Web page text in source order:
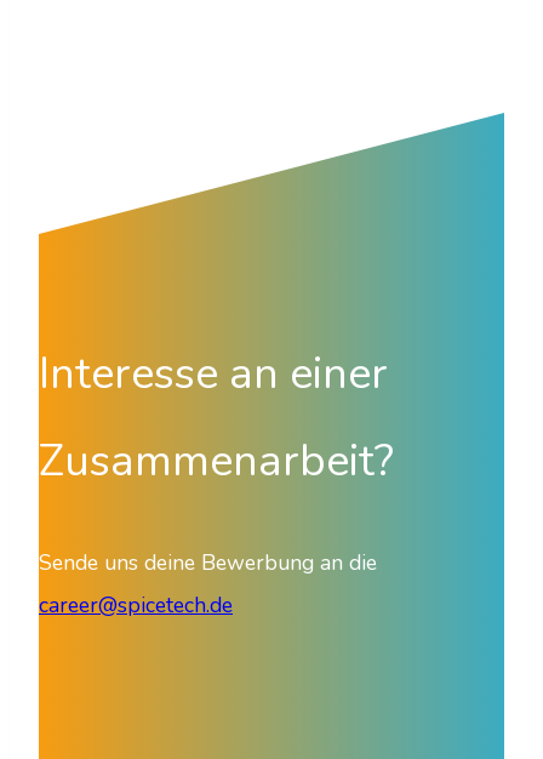
Interesse an einer
Zusammenarbeit?
Sende uns deine Bewerbung an die
career@spicetech.de